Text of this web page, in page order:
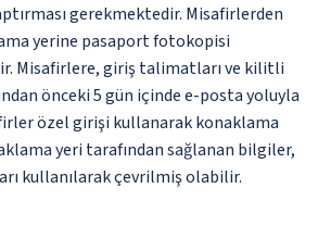
gerekmektedir. Misafirlerden
yerine pasaport fotokopisi
Misafirlere, giriş talimatları ve kilitli
önceki 5 gün içinde e-posta yoluyla
özel girişi kullanarak konaklama
yeri tarafından sağlanan bilgiler,
kullanılarak çevrilmiş olabilir.